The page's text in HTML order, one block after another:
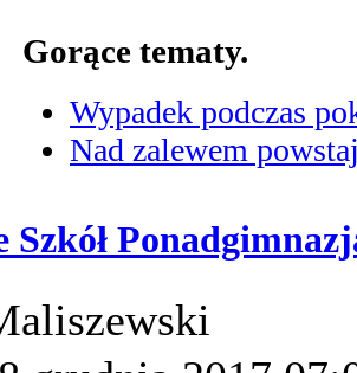
Gorące tematy.
Wypadek podczas
Nad zalewem
Szkół